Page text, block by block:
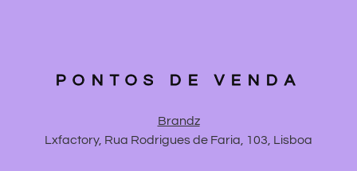
PONTOS DE VENDA
Brandz
Lxfactory, Rua Rodrigues de Faria, 103, Lisboa